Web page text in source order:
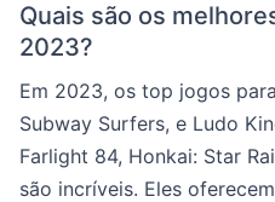
Quais são os
2023?
Em 2023, os top jogos
Subway Surfers, e Ludo
Farlight 84, Honkai: Star
são incríveis. Eles